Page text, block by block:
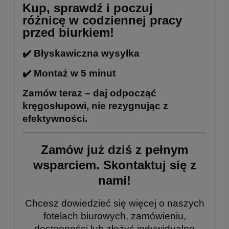
Kup, sprawdź i poczuj
różnicę w codziennej pracy
przed biurkiem!
✔️ Błyskawiczna wysyłka
✔️ Montaż w 5 minut
Zamów teraz – daj odpocząć
kręgosłupowi, nie rezygnując z
efektywności.
Zamów już dziś z pełnym
wsparciem. Skontaktuj się z
nami!
Chcesz dowiedzieć się więcej o naszych
fotelach biurowych, zamówieniu,